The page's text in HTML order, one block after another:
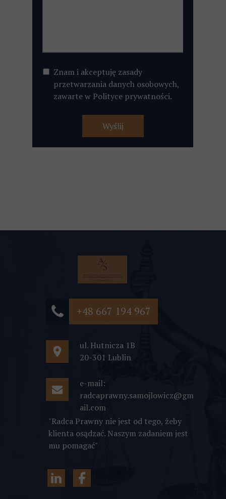
Znam i akceptuję zasady
przetwarzania danych osobowych,
zawarte w Polityce prywatności.
Wyślij
"Radca Prawny nie jest od tego, żeby
klienta osądzać. Naszym zadaniem jest
mu pomagać"
+48 667 194 967
e-mail:
radcaprawny.samojlowicz@gm
ail.com
ul. Hutnicza 1B
20-301 Lublin